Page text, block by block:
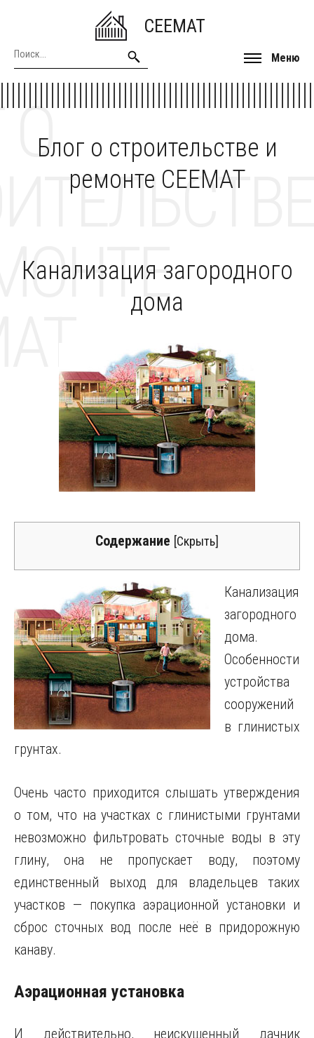
CEEMAT
Меню
Блог о строительстве и
ремонте CEEMAT
О
Канализация загородного
дома
Содержание [Скрыть]
Канализация
загородного
дома.
Особенности
устройства
сооружений
в глинистых
грунтах.
Очень часто приходится слышать утверждения
о том, что на участках с глинистыми грунтами
невозможно фильтровать сточные воды в эту
глину, она не пропускает воду, поэтому
единственный выход для владельцев таких
участков — покупка аэрационной установки и
сброс сточных вод после неё в придорожную
канаву.
Аэрационная установка
И действительно, неискушенный дачник